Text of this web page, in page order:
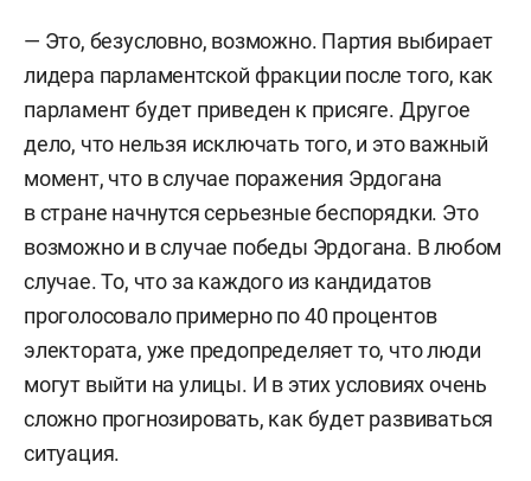
— Это, безусловно, возможно. Партия выбирает
лидера парламентской фракции после того, как
парламент будет приведен к присяге. Другое
дело, что нельзя исключать того, и это важный
момент, что в случае поражения Эрдогана
в стране начнутся серьезные беспорядки. Это
возможно и в случае победы Эрдогана. В любом
случае. То, что за каждого из кандидатов
проголосовало примерно по 40 процентов
электората, уже предопределяет то, что люди
могут выйти на улицы. И в этих условиях очень
сложно прогнозировать, как будет развиваться
ситуация.